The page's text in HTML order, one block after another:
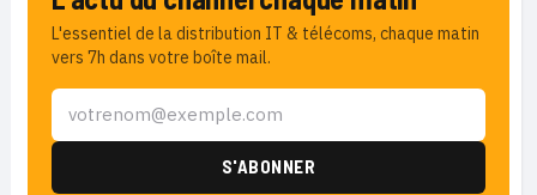
L'essentiel de la distribution IT & télécoms, chaque matin
vers 7h dans votre boîte mail.